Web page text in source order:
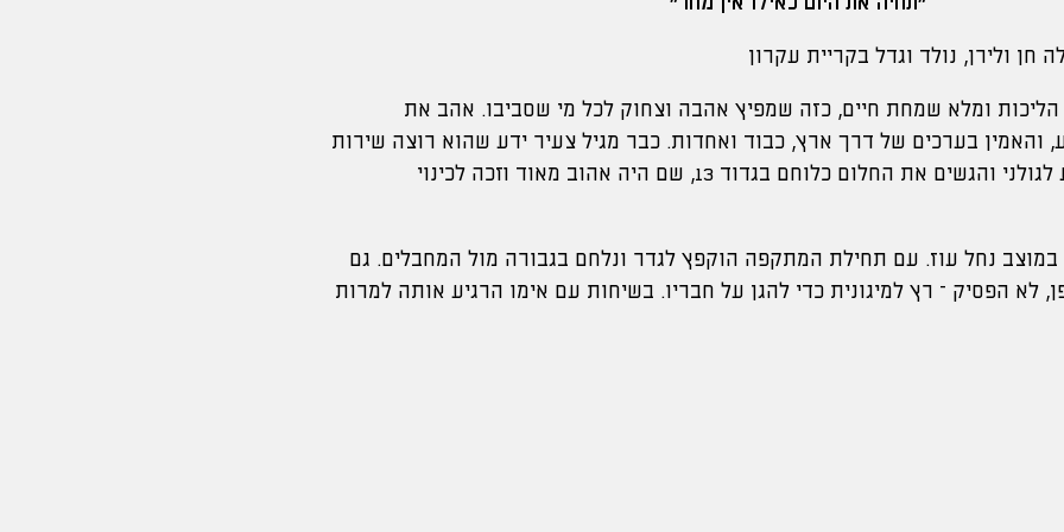
הליכות ומלא שמחת חיים, כזה שמפיץ אהבה וצחוק לכל מי שסביבו. אהב את
בערכים של דרך ארץ, כבוד ואחדות. כבר מגיל צעיר ידע שהוא רוצה שירות
משמעותי, התעקש להגיע לגולני והגשים את החלום כלוחם בגדוד 13, שם היה אהוב מאוד וזכה לכינוי
נחל עוז. עם תחילת המתקפה הוקפץ לגדר ונלחם בגבורה מול המחבלים. גם
לא הפסיק – רץ למיגונית כדי להגן על חבריו. בשיחות עם אימו הרגיע אותה למרות